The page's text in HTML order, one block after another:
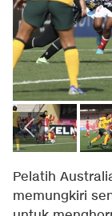
Pelatih
memungkiri